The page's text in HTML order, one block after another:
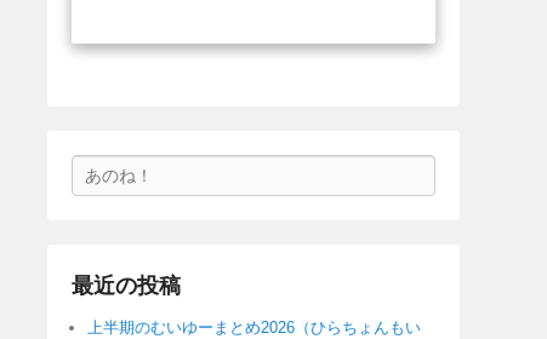
索
最近の投稿
上半期のむいゆーまとめ2026（ひらちょんもい